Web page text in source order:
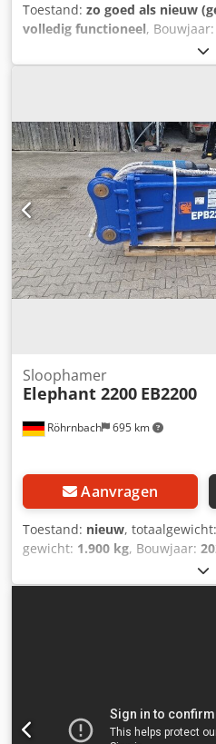
Toestand: zo goed als nieuw
volledig functioneel, Bouwjaar:
Tel & WhatsApp
Industriestr. 28 - Duitsland
Röhrnbach 695 km
Sloophamer
Elephant 2200 EB2200
Aanvragen
Toestand: nieuw, totaalgewicht:
gewicht: 1.900 kg, Bouwjaar:
hamer voor graafmachines
Dwjdjzghb Tspfx Abyea